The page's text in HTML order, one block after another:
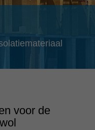
voor de